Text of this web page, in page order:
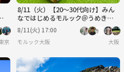
・サバイバル】
京
8/11（火）【20～30代向け】みん
なではじめるモルック＠うめきた
公園
8/11(火) 17:00
モルック大阪 大阪